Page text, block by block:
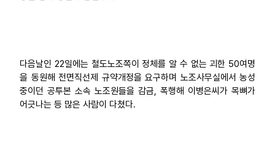
다음날인 22일에는 철도노조쪽이 정체를 알 수 없는 괴한 50여명
을 동원해 전면직선제 규약개정을 요구하며 노조사무실에서 농성
중이던 공투본 소속 노조원들을 감금, 폭행해 이병은씨가 목뼈가
어긋나는 등 많은 사람이 다쳤다.